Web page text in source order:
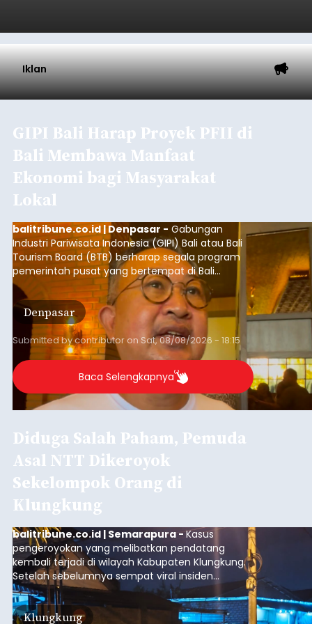
Iklan
GIPI Bali Harap Proyek PFII di
Bali Membawa Manfaat
Ekonomi bagi Masyarakat
Lokal